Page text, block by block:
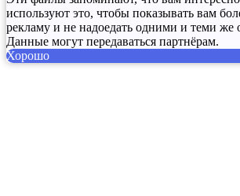
используют это, чтобы показывать вам
рекламу и не надоедать одними и теми же
Данные могут передаваться партнёрам.
Хорошо